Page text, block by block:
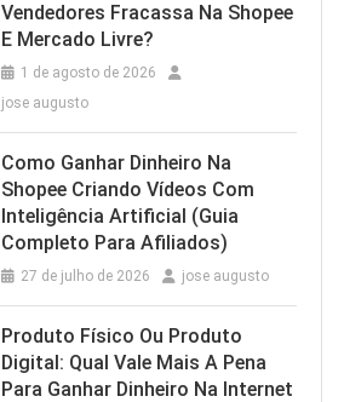
Vendedores Fracassa Na Shopee
E Mercado Livre?
1 de agosto de 2026
jose augusto
Como Ganhar Dinheiro Na
Shopee Criando Vídeos Com
Inteligência Artificial (Guia
Completo Para Afiliados)
27 de julho de 2026 jose augusto
Produto Físico Ou Produto
Digital: Qual Vale Mais A Pena
Para Ganhar Dinheiro Na Internet